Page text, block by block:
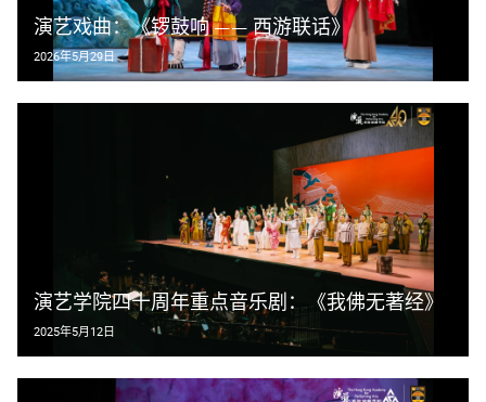
演艺戏曲：《锣鼓响 —— 西游联话》
2026年5月29日
演艺学院四十周年重点音乐剧：《我佛无著经》
2025年5月12日